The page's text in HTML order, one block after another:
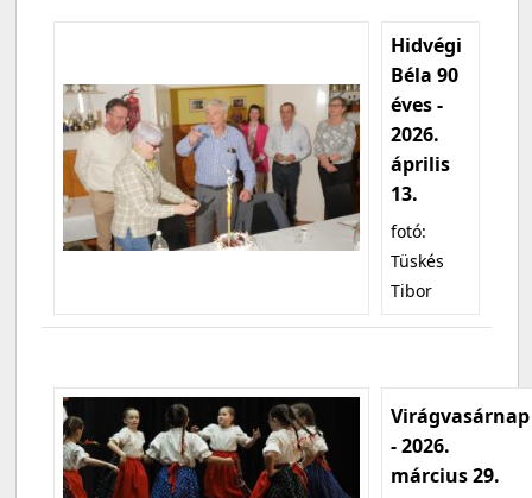
Hidvégi
Béla 90
éves -
2026.
április
13.
fotó:
Tüskés
Tibor
Virágvasárnap
- 2026.
március 29.